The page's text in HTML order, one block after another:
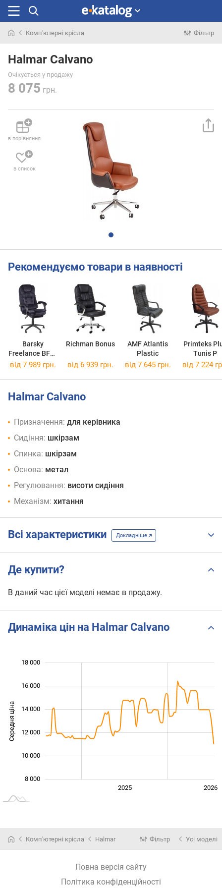
раніше
Комп'ютерні крісла Фільтр
Halmar Calvano
Очікується у продажу
8 075 грн.
в порівняння
в список
Рекомендуємо товари в наявності
Barsky
Freelance BFR-
02
Richman Bonus
AMF Atlantis
Plastic
Primteks
Tunis P
від 7 989 грн. від 6 939 грн. від 7 645 грн. від 7 224
Halmar Calvano
Призначення: для керівника
Сидіння: шкірзам
Спинка: шкірзам
Основа: метал
Регулювання: висоти сидіння
Механізм: хитання
Всі характеристики Докладніше
Де купити?
В даний час цієї моделі немає в продажу.
Динаміка цін на Halmar Calvano
Середня ціна
8 000
10 000
12 000
14 000
16 000
18 000
2025 2026
Комп'ютерні крісла Halmar Фільтр Усі моделі
Повна версія сайту
Політика конфіденційності